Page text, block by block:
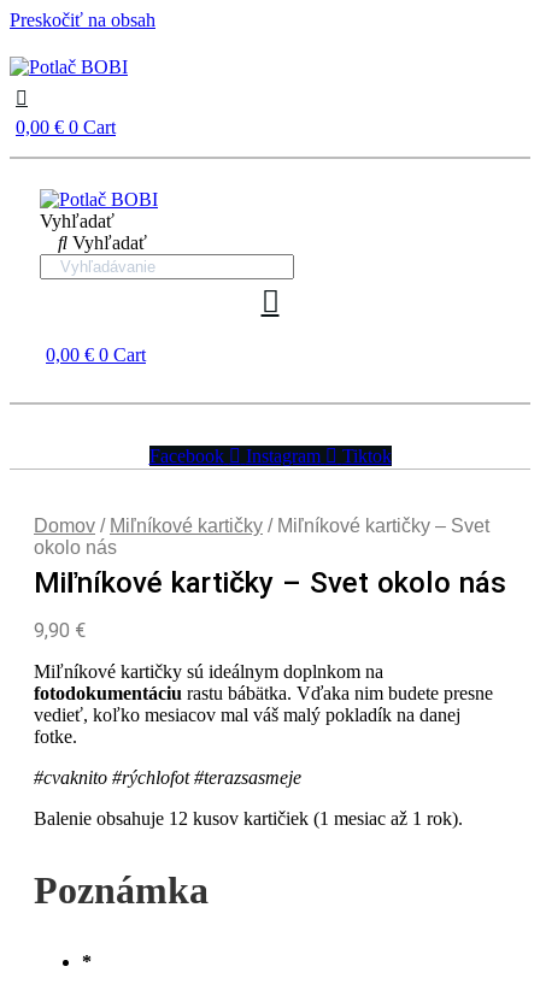
Preskočiť na obsah
0,00 € 0 Cart
Vyhľadať
Vyhľadať
0,00 € 0 Cart
Facebook Instagram Tiktok
Domov / Miľníkové kartičky / Miľníkové kartičky – Svet
okolo nás
Miľníkové kartičky – Svet okolo nás
9,90 €
Miľníkové kartičky sú ideálnym doplnkom na
fotodokumentáciu rastu bábätka. Vďaka nim budete presne
vedieť, koľko mesiacov mal váš malý pokladík na danej
fotke.
#cvaknito #rýchlofot #terazsasmeje
Balenie obsahuje 12 kusov kartičiek (1 mesiac až 1 rok).
Poznámka
*